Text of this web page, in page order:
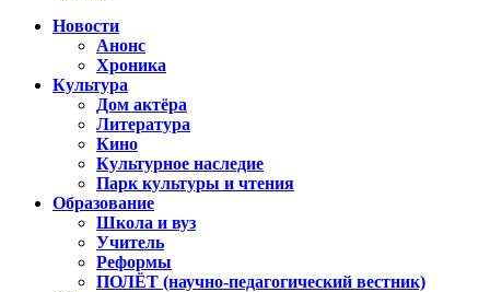
Новости
Анонс
Хроника
Культура
Дом актёра
Литература
Кино
Культурное наследие
Парк культуры и чтения
Образование
Школа и вуз
Учитель
Реформы
ПОЛЁТ (научно-педагогический вестник)